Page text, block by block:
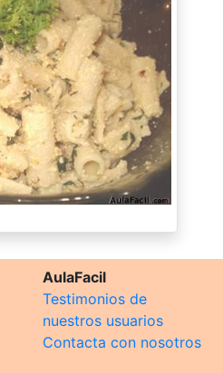
AulaFacil
Testimonios de
nuestros usuarios
Contacta con nosotros